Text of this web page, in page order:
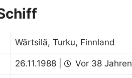
Wärtsilä, Turku, Finnland
26.11.1988 | Vor 38 Jahren